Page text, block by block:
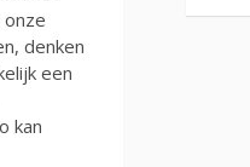
denken
een
kan